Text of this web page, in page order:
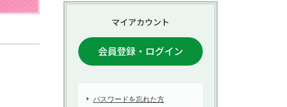
マイアカウント
会員登録・ログイン
パスワードを忘れた方